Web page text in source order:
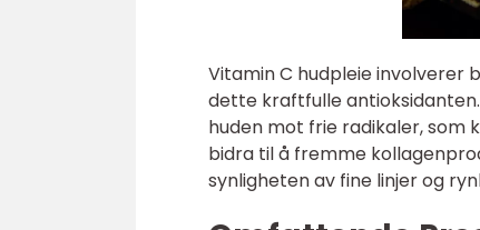
Vitamin C hudpleie involverer
dette kraftfulle
huden mot frie radikaler, som
bidra til å fremme
synligheten av fine linjer og